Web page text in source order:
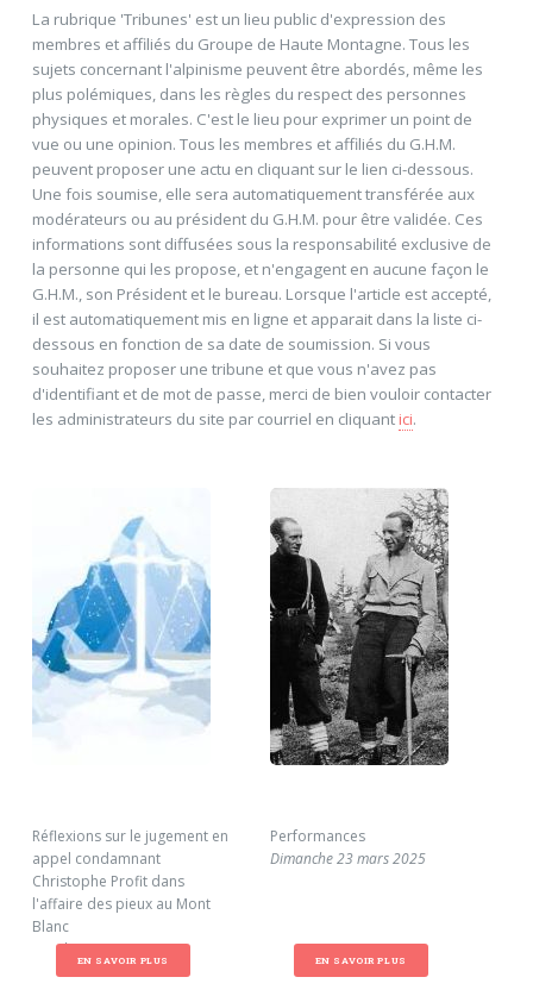
La rubrique 'Tribunes' est un lieu public d'expression des
membres et affiliés du Groupe de Haute Montagne. Tous les
sujets concernant l'alpinisme peuvent être abordés, même les
plus polémiques, dans les règles du respect des personnes
physiques et morales. C'est le lieu pour exprimer un point de
vue ou une opinion. Tous les membres et affiliés du G.H.M.
peuvent proposer une actu en cliquant sur le lien ci-dessous.
Une fois soumise, elle sera automatiquement transférée aux
modérateurs ou au président du G.H.M. pour être validée. Ces
informations sont diffusées sous la responsabilité exclusive de
la personne qui les propose, et n'engagent en aucune façon le
G.H.M., son Président et le bureau. Lorsque l'article est accepté,
il est automatiquement mis en ligne et apparait dans la liste ci-
dessous en fonction de sa date de soumission. Si vous
souhaitez proposer une tribune et que vous n'avez pas
d'identifiant et de mot de passe, merci de bien vouloir contacter
les administrateurs du site par courriel en cliquantici.
Réflexions sur le jugement en
appel condamnant
Christophe Profit dans
l'affaire des pieux au Mont
Blanc
Mardi 25 mars 2025
EN SAVOIR PLUS
Performances
Dimanche 23 mars 2025
EN SAVOIR PLUS